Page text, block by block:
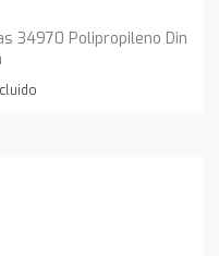
34970 Polipropileno Din